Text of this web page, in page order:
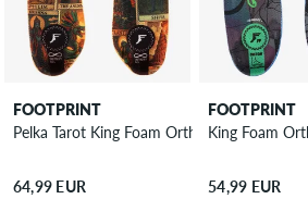
FOOTPRINT
Pelka Tarot King Foam Orthotics Pro Soletta
64,99 EUR
FOOTPRINT
King Foam
54,99 EUR